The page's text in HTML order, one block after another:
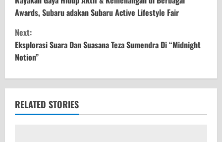
o
n
t
i
n
u
Awards, Subaru adakan Subaru Active Lifestyle Fair
Next:
Eksplorasi Suara Dan Suasana Teza Sumendra Di “Midnight
Notion”
RELATED STORIES